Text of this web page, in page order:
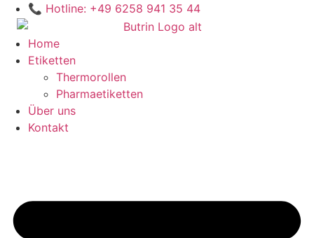
Zum
Inhalt
wechseln
📞 Hotline: +49 6258 941 35 44
Home
Etiketten
Thermorollen
Pharmaetiketten
Über uns
Kontakt